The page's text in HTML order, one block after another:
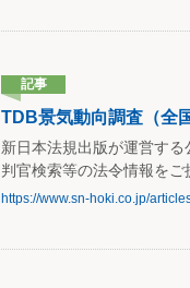
記事
TDB景気動向調査（全
新日本法規出版が運営す
判官検索等の法令情報をご
https://www.sn-hoki.co.jp/